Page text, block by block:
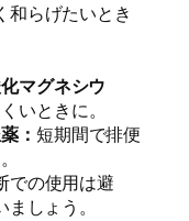
和らげたいとき
マグネシウ
いときに。
： 短期間で排便
での使用は避
しょう。